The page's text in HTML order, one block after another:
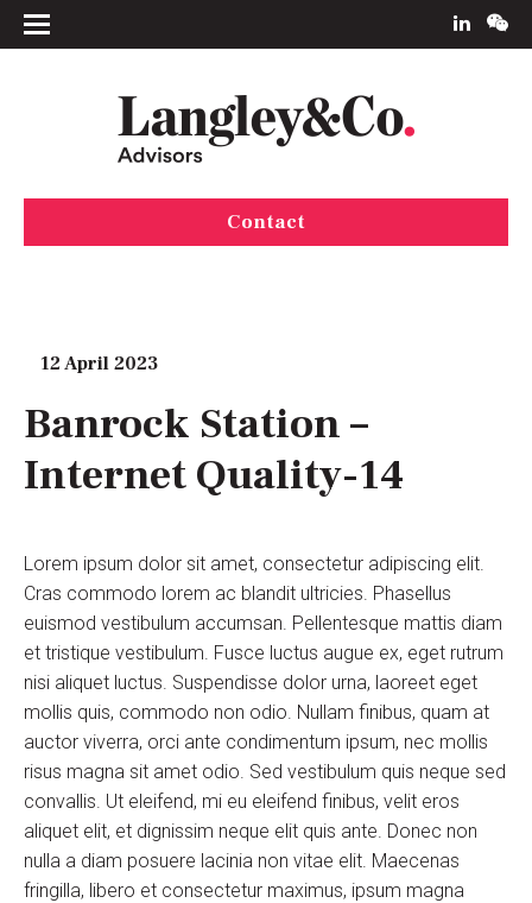
Contact
12 April 2023
Banrock Station –
Internet Quality-14
Lorem ipsum dolor sit amet, consectetur adipiscing elit.
Cras commodo lorem ac blandit ultricies. Phasellus
euismod vestibulum accumsan. Pellentesque mattis diam
et tristique vestibulum. Fusce luctus augue ex, eget rutrum
nisi aliquet luctus. Suspendisse dolor urna, laoreet eget
mollis quis, commodo non odio. Nullam finibus, quam at
auctor viverra, orci ante condimentum ipsum, nec mollis
risus magna sit amet odio. Sed vestibulum quis neque sed
convallis. Ut eleifend, mi eu eleifend finibus, velit eros
aliquet elit, et dignissim neque elit quis ante. Donec non
nulla a diam posuere lacinia non vitae elit. Maecenas
fringilla, libero et consectetur maximus, ipsum magna